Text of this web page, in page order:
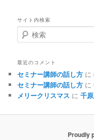
サイト内検索
検
索
最近のコメント
セミナー講師の話し方 に
セミナー講師の話し方 に
メリークリスマス に千
Proudly